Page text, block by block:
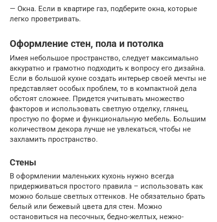
— Окна. Если в квартире газ, подберите окна, которые
легко проветривать.
Оформление стен, пола и потолка
Имея небольшое пространство, следует максимально
аккуратно и грамотно подходить к вопросу его дизайна.
Если в большой кухне создать интерьер своей мечты не
представляет особых проблем, то в компактной дела
обстоят сложнее. Придется учитывать множество
факторов и использовать светлую отделку, глянец,
простую по форме и функциональную мебель. Большим
количеством декора лучше не увлекаться, чтобы не
захламить пространство.
Стены
В оформлении маленьких кухонь нужно всегда
придерживаться простого правила – использовать как
можно больше светлых оттенков. Не обязательно брать
белый или бежевый цвета для стен. Можно
остановиться на песочных, бедно-желтых, нежно-